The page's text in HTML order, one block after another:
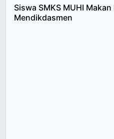
Siswa SMKS MUHI
Mendikdasmen